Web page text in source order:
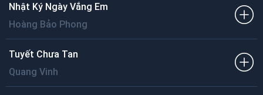
Nhật Ký Ngày Vắng Em
Hoàng Bảo Phong
Tuyết Chưa Tan
Quang Vinh